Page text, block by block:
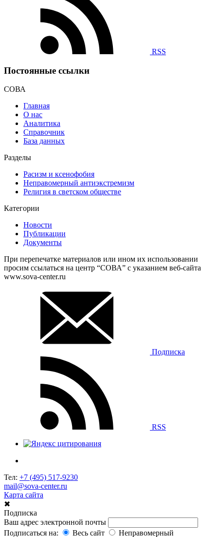
RSS
Постоянные ссылки
СОВА
Главная
О нас
Аналитика
Справочник
База данных
Разделы
Расизм и ксенофобия
Неправомерный антиэкстремизм
Религия в светском обществе
Категории
Новости
Публикации
Документы
При перепечатке материалов или ином их использовании
просим ссылаться на центр “СОВА” с указанием веб-сайта
www.sova-center.ru
Подписка
RSS
Тел: +7 (495) 517-9230
mail@sova-center.ru
Карта сайта
✖
Подписка
Ваш адрес электронной почты
Подписаться на:
Весь сайт Неправомерный